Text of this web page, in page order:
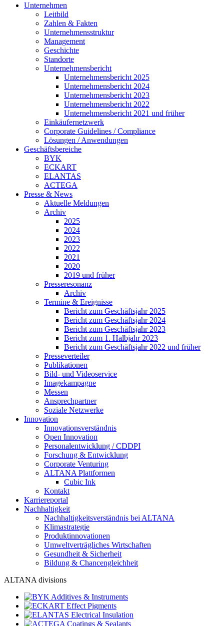
Unternehmen
Leitbild
Zahlen & Fakten
Unternehmensstruktur
Management
Geschichte
Standorte
Unternehmensbericht
Unternehmensbericht 2025
Unternehmensbericht 2024
Unternehmensbericht 2023
Unternehmensbericht 2022
Unternehmensbericht 2021 und früher
Einkäufernetzwerk
Corporate Guidelines / Compliance
Lösungen / Anwendungen
Geschäftsbereiche
BYK
ECKART
ELANTAS
ACTEGA
Presse & News
Aktuelle Meldungen
Archiv
2025
2024
2023
2022
2021
2020
2019 und früher
Presseresonanz
Archiv
Termine & Ereignisse
Bericht zum Geschäftsjahr 2025
Bericht zum Geschäftsjahr 2024
Bericht zum Geschäftsjahr 2023
Bericht zum 1. Halbjahr 2023
Bericht zum Geschäftsjahr 2022 und früher
Presseverteiler
Publikationen
Bild- und Videoservice
Imagekampagne
Messen
Ansprechpartner
Soziale Netzwerke
Innovation
Innovationsverständnis
Open Innovation
Personalentwicklung / CDDPI
Forschung & Entwicklung
Corporate Venturing
ALTANA Plattformen
Cubic Ink
Kontakt
Karriereportal
Nachhaltigkeit
Nachhaltigkeitsverständnis bei ALTANA
Klimastrategie
Produktinnovationen
Umweltverträgliches Wirtschaften
Gesundheit & Sicherheit
Bildung & Chancengleichheit
ALTANA divisions